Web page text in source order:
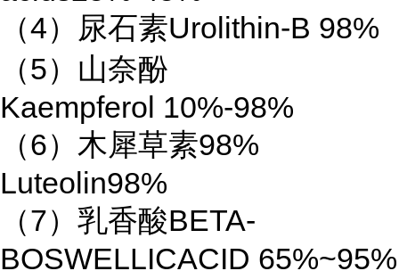
（4）尿石素Urolithin-B 98%
（5）山奈酚
Kaempferol 10%-98%
（6）木犀草素98%
Luteolin98%
（7）乳香酸BETA-
BOSWELLICACID 65%~95%